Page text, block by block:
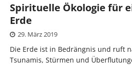
Spirituelle Ökologie für
Erde
29. März 2019
Die Erde ist in Bedrängnis und ruft
Tsunamis, Stürmen und